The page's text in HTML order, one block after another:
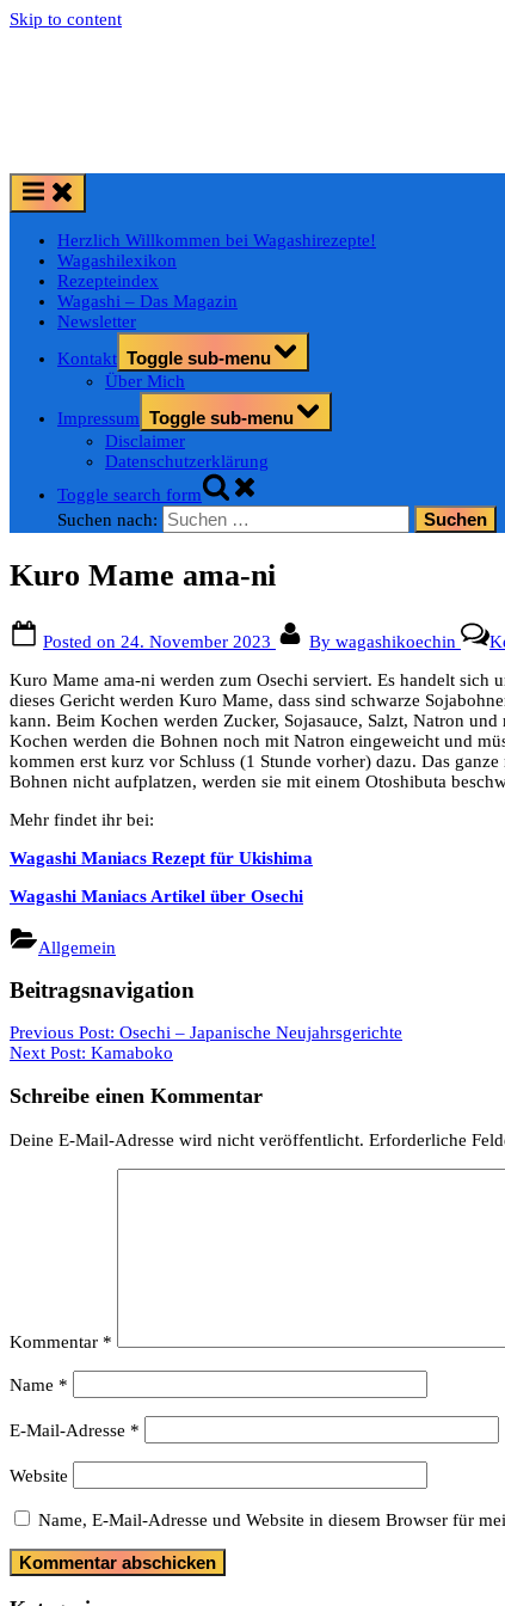
Skip to content
Herzlich Willkommen bei Wagashirezepte!
Wagashilexikon
Rezepteindex
Wagashi – Das Magazin
Newsletter
Kontakt Toggle sub-menu
Über Mich
Impressum Toggle sub-menu
Disclaimer
Datenschutzerklärung
Toggle search form
Suchen nach:
Kuro Mame ama-ni
Posted on 24. November 2023 By wagashikoechin
Kuro Mame ama-ni werden zum Osechi serviert. Es handelt sich
dieses Gericht werden Kuro Mame, dass sind schwarze
kann. Beim Kochen werden Zucker, Sojasauce, Salzt, Natron
Kochen werden die Bohnen noch mit Natron eingeweicht und
kommen erst kurz vor Schluss (1 Stunde vorher) dazu. Das
Bohnen nicht aufplatzen, werden sie mit einem Otoshibuta
Mehr findet ihr bei:
Wagashi Maniacs Rezept für Ukishima
Wagashi Maniacs Artikel über Osechi
Allgemein
Beitragsnavigation
Previous Post: Osechi – Japanische Neujahrsgerichte
Next Post: Kamaboko
Schreibe einen Kommentar
Deine E-Mail-Adresse wird nicht veröffentlicht. Erforderliche
Kommentar *
Name *
E-Mail-Adresse *
Website
Name, E-Mail-Adresse und Website in diesem Browser für